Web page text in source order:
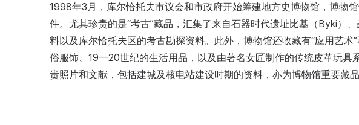
1998年3月，库尔恰托夫市议会和市政府开始筹建地方史博物馆，博物
件。尤其珍贵的是“考古”藏品，汇集了来自石器时代遗址比基（Byki）
料以及库尔恰托夫区的考古勘探资料。此外，博物馆还收藏有“应用艺术
俗服饰、19—20世纪的生活用品，以及由著名女匠制作的传统皮革玩具
贵照片和文献，包括建城及核电站建设时期的资料，亦为博物馆重要藏品